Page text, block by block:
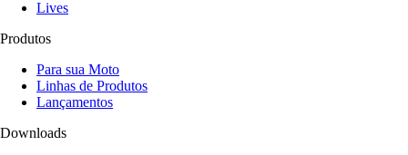
Lives
Produtos
Para sua Moto
Linhas de Produtos
Lançamentos
Downloads